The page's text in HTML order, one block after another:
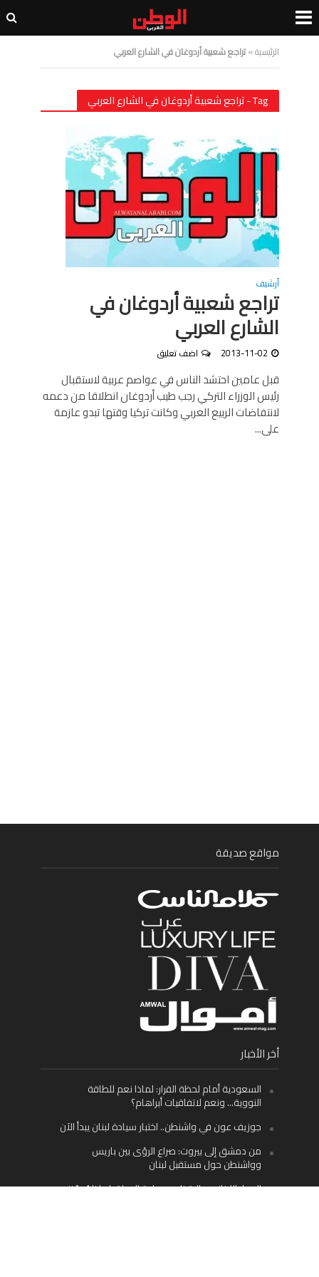
الرئيسية»تراجع شعبية أردوغان في الشارع العربي
Tag - تراجع شعبية أردوغان في الشارع العربي
أرشيف
تراجع شعبية أردوغان في
الشارع العربي
2013-11-02 اضف تعليق
قبل عامين احتشد الناس في عواصم عربية لاستقبال
رئيس الوزراء التركي رجب طيب أردوغان انطلاقا من دعمه
لانتفاضات الربيع العربي وكانت تركيا وقتها تبدو عازمة
على...
مواقع صديقة
أخر الأخبار
السعودية أمام لحظة القرار: لماذا نعم للطاقة
النووية… ونعم لاتفاقيات أبراهام؟
جوزيف عون في واشنطن.. اختبار سيادة لبنان يبدأ الآن
من دمشق إلى بيروت: صراع الرؤى بين باريس
وواشنطن حول مستقبل لبنان
اليسار اللبناني «اليقظ» وسيادة الدولة: لماذا يُعدّ نزع